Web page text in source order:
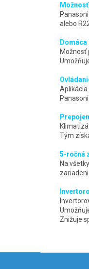
alebo
Možnosť
Aplikácia
Tým
5-ročná
Na
Znižuje